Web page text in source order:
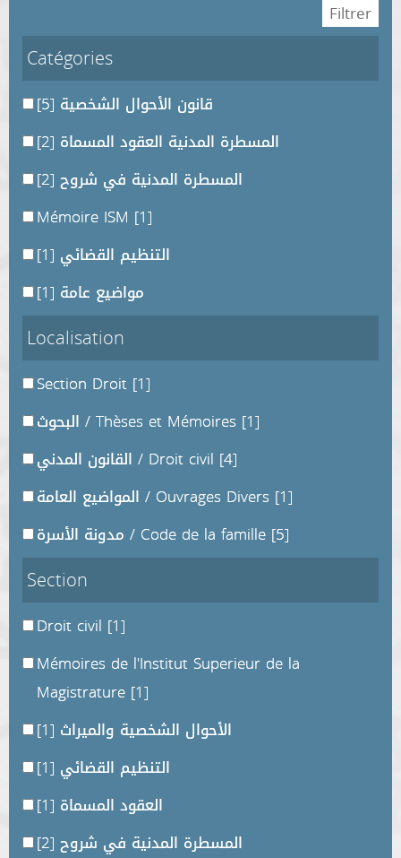
Catégories
قانون الأحوال الشخصية [5]
المسطرة المدنية العقود المسماة [2]
المسطرة المدنية في شروح [2]
Mémoire ISM [1]
التنظيم القضائي [1]
مواضيع عامة [1]
Localisation
Section Droit [1]
البحوث / Thèses et Mémoires [1]
القانون المدني / Droit civil [4]
المواضيع العامة / Ouvrages Divers [1]
مدونة الأسرة / Code de la famille [5]
Section
Droit civil [1]
Mémoires de l'Institut Superieur de la
Magistrature [1]
الأحوال الشخصية والميراث [1]
التنظيم القضائي [1]
العقود المسماة [1]
المسطرة المدنية في شروح [2]